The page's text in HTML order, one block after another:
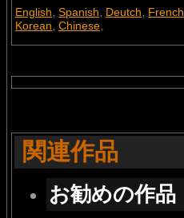
English, Spanish, Deutch, French
Korean, Chinese,
関連作品
お勧めの作品